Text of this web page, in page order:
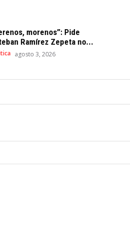
morenos”: Pide
Ramírez Zepeta no...
agosto 3, 2026